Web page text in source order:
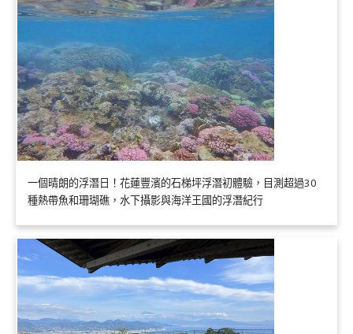
一個晴朗的浮潛日！花蓮豐濱的石梯坪浮潛初體驗，目測超過30
種熱帶魚和珊瑚礁，水下攝影與海洋王國的浮潛紀行